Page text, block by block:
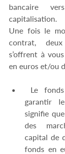
bancaire
capitalisation.
Une fois le
contrat,
s’offrent à
en euros et/ou
Le
garantir
signifie
des
capital de
fonds en